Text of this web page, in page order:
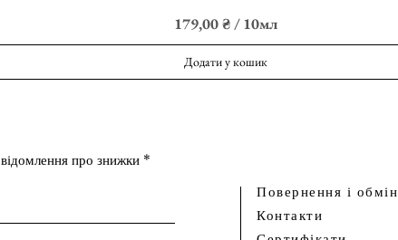
179,00 ₴/10мл
1
7
9
Додати у кошик
про знижки
Повернення і обмін
Контакти